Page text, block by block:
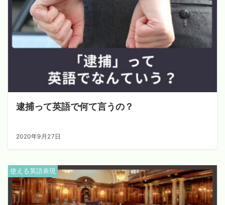
逮捕って英語で何て言うの？
2020年9月27日
使える英語表現